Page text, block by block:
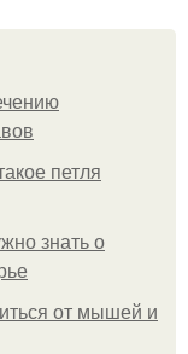
петля
знать о
от мышей и